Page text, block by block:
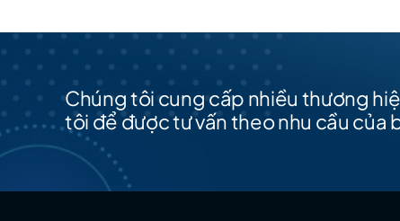
Chúng tôi cung cấp nhiều thương
tôi để được tư vấn theo nhu cầu của